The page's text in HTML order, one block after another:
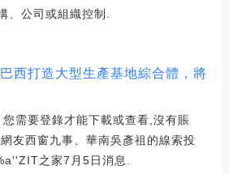
、公司或組織控制.
西打造大型生產基地綜合體，將
需要登錄才能下載或查看,沒有賬
友西窗九事、華南吳彥祖的線索投
之家7月5日消息.